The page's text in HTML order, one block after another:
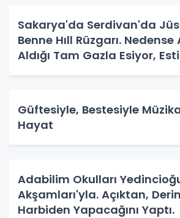
Sakarya'da Serdivan'da
Benne Hıll Rüzgarı.
Aldığı Tam Gazla Esiyor,
Güftesiyle, Bestesiyle
Hayat
Adabilim Okulları
Akşamları'yla. Açıktan,
Harbiden Yapacağını Yaptı.